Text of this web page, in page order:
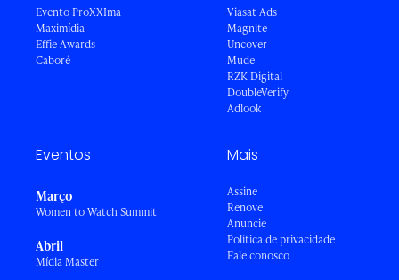
Evento ProXXIma
Maximídia
Effie Awards
Caboré
Viasat Ads
Magnite
Uncover
Mude
RZK Digital
DoubleVerify
Adlook
Eventos
Março
Women to Watch Summit
Abril
Mídia Master
Mais
Assine
Renove
Anuncie
Política de privacidade
Fale conosco